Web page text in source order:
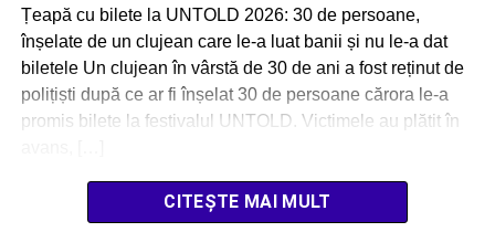
Țeapă cu bilete la UNTOLD 2026: 30 de persoane,
înșelate de un clujean care le-a luat banii și nu le-a dat
biletele Un clujean în vârstă de 30 de ani a fost reținut de
polițiști după ce ar fi înșelat 30 de persoane cărora le-a
promis bilete la festivalul UNTOLD. Victimele au plătit în
CITEȘTE MAI MULT